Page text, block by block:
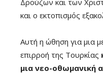
Δρούζων και των
και ο εκτοπισμός
Αυτή η ώθηση για μια
επιρροή της Τουρκίας
μια νεο-οθωμανική